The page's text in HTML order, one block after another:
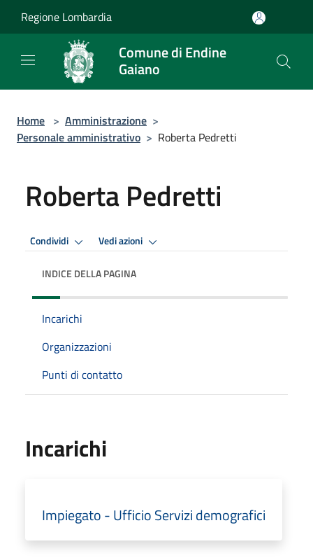
Regione Lombardia
Comune di Endine
Gaiano
Home > Amministrazione >
Personale amministrativo > Roberta Pedretti
Roberta Pedretti
Condividi Vedi azioni
INDICE DELLA PAGINA
Incarichi
Organizzazioni
Punti di contatto
Incarichi
Impiegato - Ufficio Servizi demografici